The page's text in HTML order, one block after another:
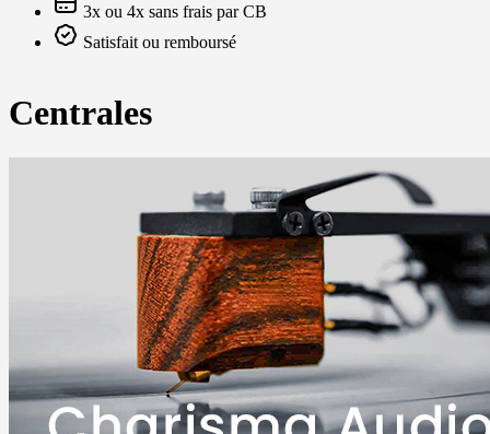
3x ou 4x sans frais par CB
Satisfait ou remboursé
Centrales